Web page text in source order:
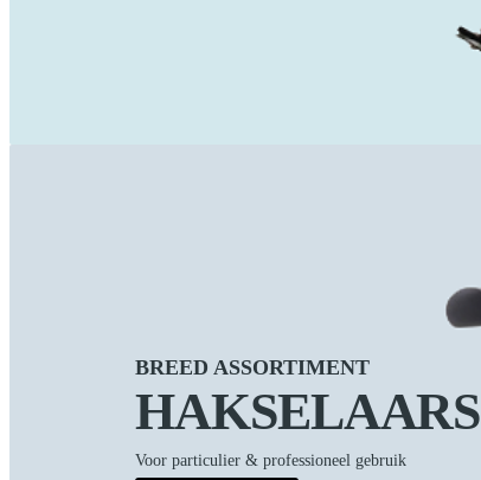
BREED ASSORTIMENT
HAKSELAARS
Voor particulier & professioneel gebruik